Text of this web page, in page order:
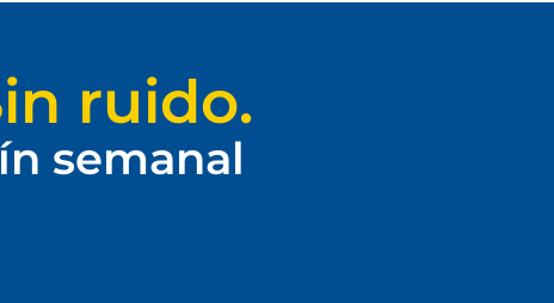
ruido.
semanal